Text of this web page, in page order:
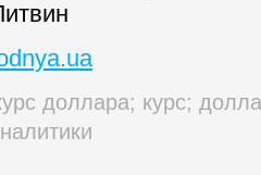
доллара; курс;